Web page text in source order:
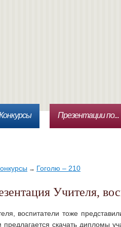
Презентации по...
→ Гоголю – 210
Учителя,
воспитатели тоже
предлагается скачать дипломы